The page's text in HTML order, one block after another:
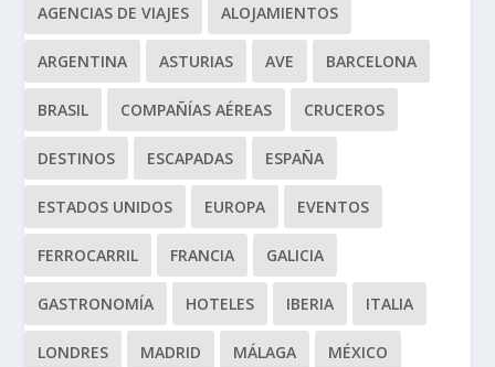
AGENCIAS DE VIAJES ALOJAMIENTOS
ARGENTINA ASTURIAS AVE BARCELONA
BRASIL COMPAÑÍAS AÉREAS CRUCEROS
DESTINOS ESCAPADAS ESPAÑA
ESTADOS UNIDOS EUROPA EVENTOS
FERROCARRIL FRANCIA GALICIA
GASTRONOMÍA HOTELES IBERIA ITALIA
LONDRES MADRID MÁLAGA MÉXICO